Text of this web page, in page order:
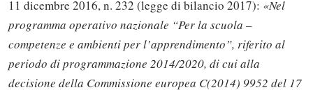
11 dicembre 2016, n. 232 (legge di bilancio 2017): «Nel
programma operativo nazionale “Per la scuola –
competenze e ambienti per l’apprendimento”, riferito al
periodo di programmazione 2014/2020, di cui alla
decisione della Commissione europea C(2014) 9952 del 17